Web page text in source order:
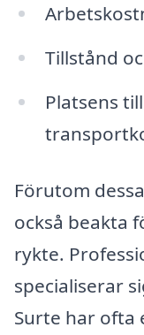
Tillstånd
Platsens
Förutom
också beakta
rykte.
specialiserar
Surte har ofta